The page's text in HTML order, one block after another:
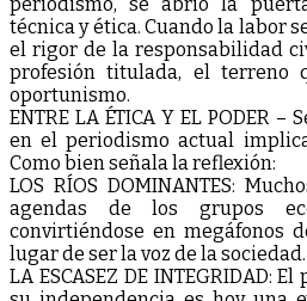
técnica y ética. Cuando la labor
el rigor de la responsabilidad
profesión titulada, el terreno
oportunismo.
ENTRE LA ÉTICA Y EL PODER
en el periodismo actual
Como bien señala la reflexión:
LOS RÍOS DOMINANTES:
agendas de los grupos
convirtiéndose en megáfonos
lugar de ser la voz de la sociedad.
LA ESCASEZ DE INTEGRIDAD: